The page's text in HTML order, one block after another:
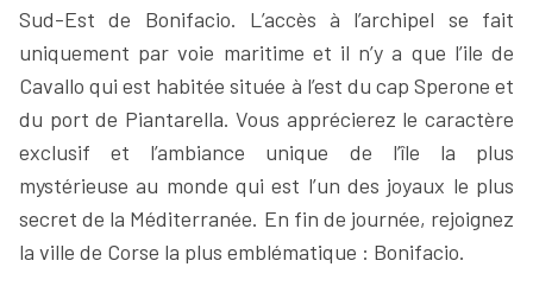
Sud-Est de Bonifacio. L’accès à l’archipel se fait
uniquement par voie maritime et il n’y a que l’ile de
Cavallo qui est habitée située à l’est du cap Sperone et
du port de Piantarella. Vous apprécierez le caractère
exclusif et l’ambiance unique de l’île la plus
mystérieuse au monde qui est l’un des joyaux le plus
secret de la Méditerranée. En fin de journée, rejoignez
la ville de Corse la plus emblématique : Bonifacio.